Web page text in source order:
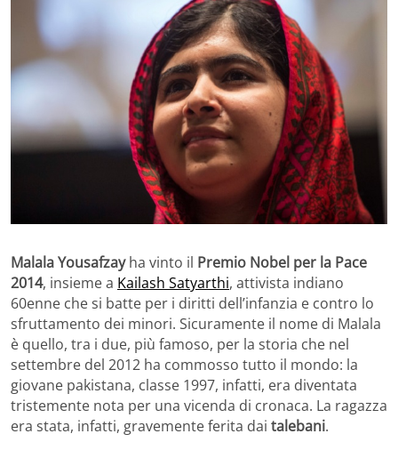
Malala Yousafzayha vinto il Premio Nobel per la Pace
2014, insieme a Kailash Satyarthi, attivista indiano
60enne che si batte per i diritti dell’infanzia e contro lo
sfruttamento dei minori. Sicuramente il nome di Malala
è quello, tra i due, più famoso, per la storia che nel
settembre del 2012 ha commosso tutto il mondo: la
giovane pakistana, classe 1997, infatti, era diventata
tristemente nota per una vicenda di cronaca. La ragazza
era stata, infatti, gravemente ferita dai talebani.